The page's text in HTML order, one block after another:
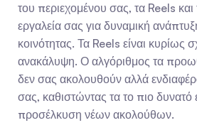
του περιεχομένου σας, τα Reels
εργαλεία σας για δυναμική
κοινότητας. Τα Reels είναι κυρίως
ανακάλυψη. Ο αλγόριθμος τα
δεν σας ακολουθούν αλλά
σας, καθιστώντας τα το πιο δυνατό
προσέλκυση νέων ακολούθων.